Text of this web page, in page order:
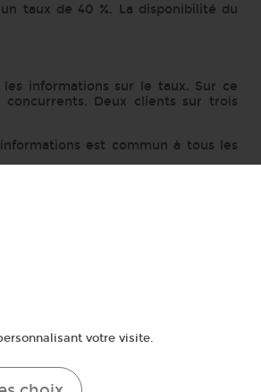
votre visite.
taux de 40 %. La disponibilité du
informations sur le taux. Sur ce
Deux clients sur trois
est commun à tous les
arrive encore en tête (64,6 %)
par le magazine Que choisir, à
basés sur 1 063 réponses au